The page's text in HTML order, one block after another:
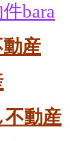
bara
産
動産